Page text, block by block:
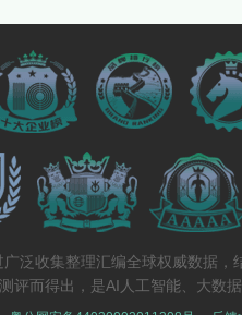
收集整理汇编全球权威数据，
而得出，是AI人工智能、大数